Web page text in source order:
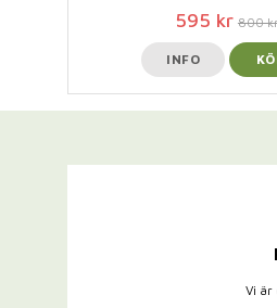
595 kr 800
INFO
Vi är